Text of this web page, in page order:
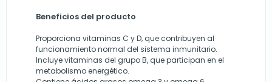
Beneficios del producto
Proporciona vitaminas C y D, que contribuyen al
funcionamiento normal del sistema inmunitario.
Incluye vitaminas del grupo B, que participan en el
metabolismo energético.